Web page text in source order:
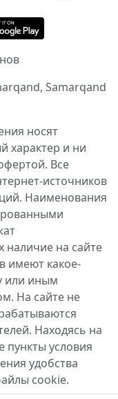
Samarqand
носят
характер и ни
Все
источников
Наименования
на сайте
имеют какое-
или иным
На сайте не
Находясь на
пункты условия
удобства
cookie.